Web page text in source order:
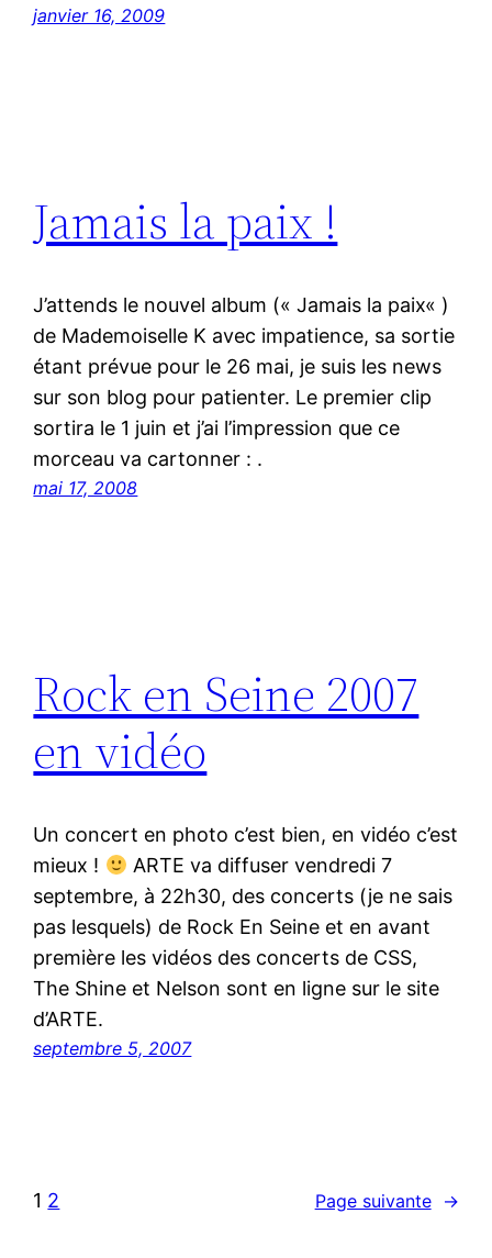
janvier 16, 2009
Jamais la paix !
J’attends le nouvel album (« Jamais la paix« )
de Mademoiselle K avec impatience, sa sortie
étant prévue pour le 26 mai, je suis les news
sur son blog pour patienter. Le premier clip
sortira le 1 juin et j’ai l’impression que ce
morceau va cartonner : .
mai 17, 2008
Rock en Seine 2007
en vidéo
Un concert en photo c’est bien, en vidéo c’est
mieux !
ARTE va diffuser vendredi 7
septembre, à 22h30, des concerts (je ne sais
pas lesquels) de Rock En Seine et en avant
première les vidéos des concerts de CSS,
The Shine et Nelson sont en ligne sur le site
d’ARTE.
septembre 5, 2007
1 2 Page suivante →